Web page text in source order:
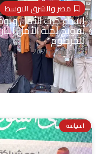
مصر والشرق الاوسط
إتساع حزب الأمل
تفويج لجنة الأمل
للخرطوم*
يوليو 6, 2026
السياسة